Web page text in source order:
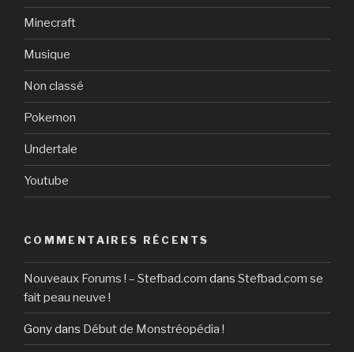
Minecraft
Musique
Non classé
Pokemon
Undertale
Youtube
COMMENTAIRES RÉCENTS
Nouveaux Forums ! – Stefbad.com dans Stefbad.com se
fait peau neuve !
Gonydans Début de Monstréopédia !